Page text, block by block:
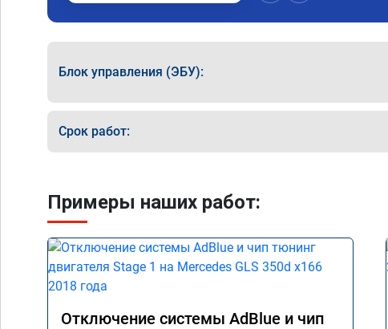
Блок управления (ЭБУ):
Срок работ:
Примеры наших работ:
Отключение системы AdBlue и чип